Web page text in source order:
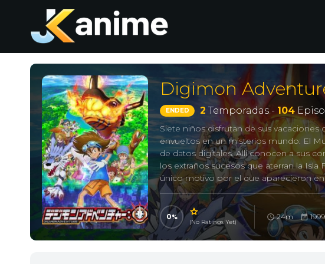
Digimon
ENDED 2 Temporadas - 104
Siete niños disfrutan de sus
envueltos en un misterios mundo: El
de datos digitales. Allí conocen a sus
los extraños sucesos que aterran la
único motivo por el que aparecieron
de una aventura para descubrirlo y
デジモンアドベンチャー, Digimon:
0
(No Ratings Yet)
24m 1999